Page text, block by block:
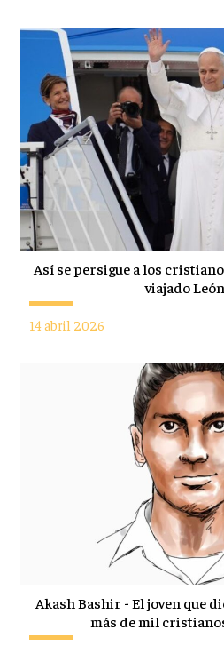
Así se persigue a los
viajado
14 abril 2026
Akash Bashir - El joven que
más de mil